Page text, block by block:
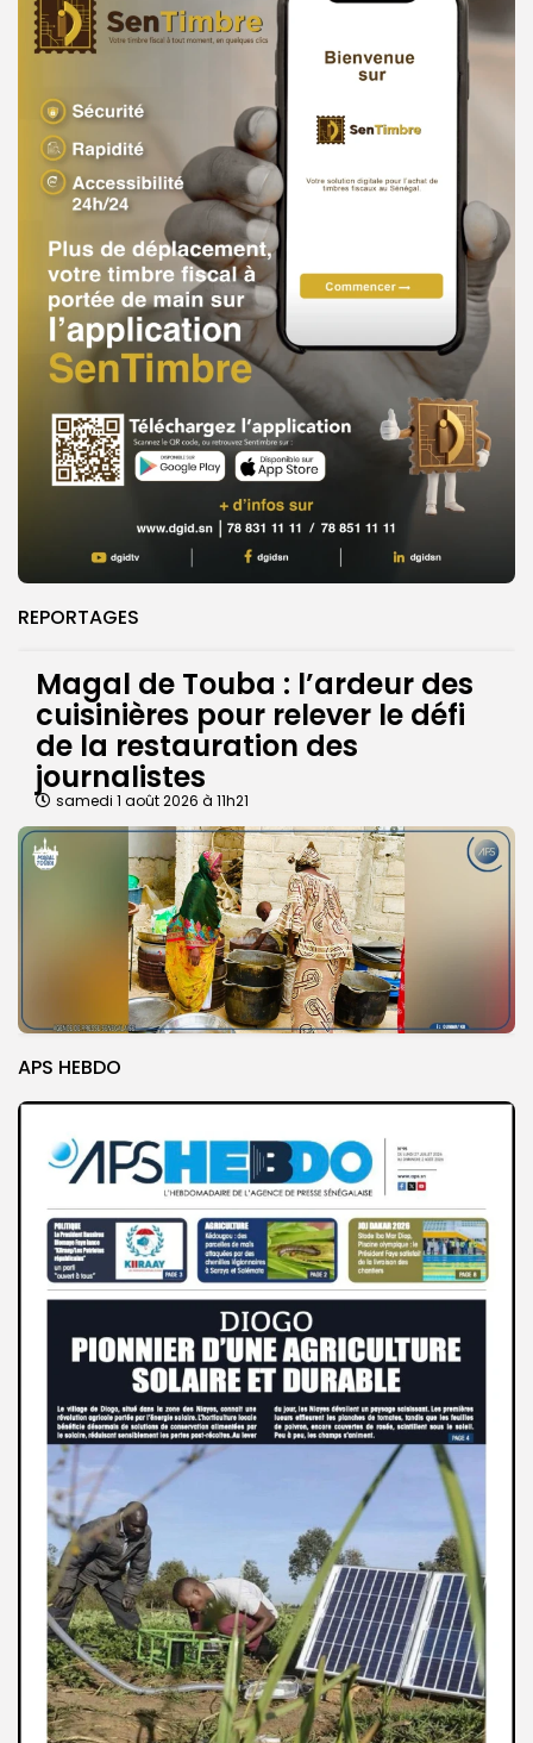
REPORTAGES
Magal de Touba : l’ardeur des
cuisinières pour relever le défi
de la restauration des
journalistes
samedi 1 août 2026 à 11h21
APS HEBDO